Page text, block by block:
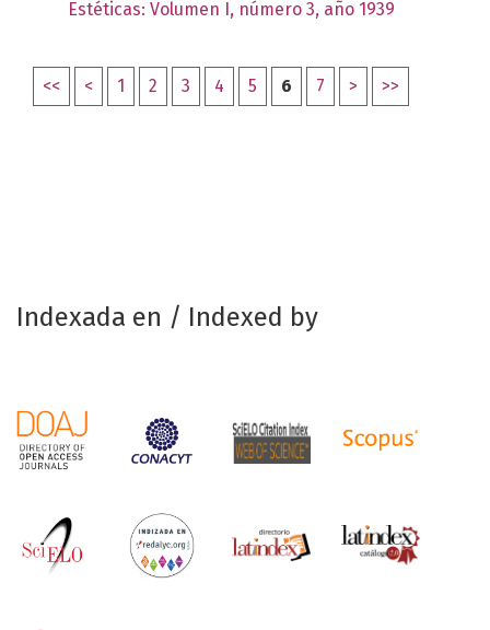
Estéticas: Volumen I, número 3, año 1939
<< < 1 2 3 4 5 6 7 > >>
Indexada en / Indexed by